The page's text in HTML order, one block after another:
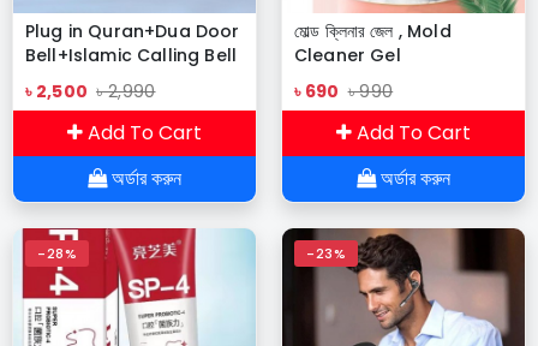
Plug in Quran+Dua Door
Bell+Islamic Calling Bell
(3 PCS DISCOUNT
PACKAGE)
৳ 2,500 ৳ 2,990
Add To Cart
অর্ডার করুন
মোল্ড ক্লিনার জেল , Mold
Cleaner Gel
৳ 690 ৳ 990
Add To Cart
অর্ডার করুন
-28% -23%